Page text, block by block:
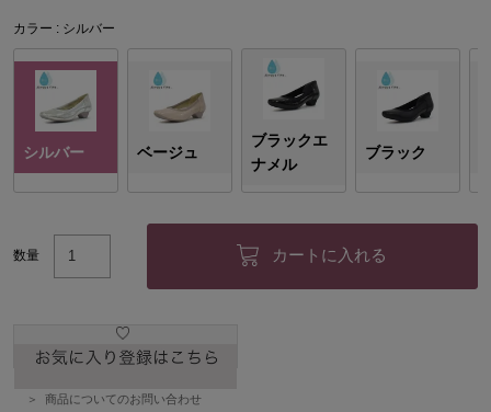
カラー シルバー
シルバー ベージュ
ブラックエ
ナメル
ブラック
数量 カートに入れる
商品についてのお問い合わせ